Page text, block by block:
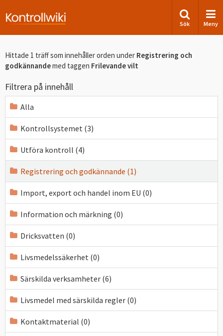
Sök Meny
Hittade 1 träff som innehåller orden under Registrering och
godkännandemed taggen Frilevande vilt
Filtrera på innehåll
Alla
Kontrollsystemet (3)
Utföra kontroll (4)
Registrering och godkännande (1)
Import, export och handel inom EU (0)
Information och märkning (0)
Dricksvatten (0)
Livsmedelssäkerhet (0)
Särskilda verksamheter (6)
Livsmedel med särskilda regler (0)
Kontaktmaterial (0)